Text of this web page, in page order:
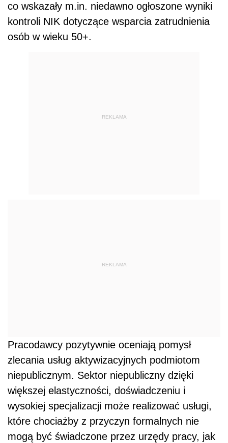
co wskazały m.in. niedawno ogłoszone wyniki
kontroli NIK dotyczące wsparcia zatrudnienia
osób w wieku 50+.
REKLAMA
REKLAMA
Pracodawcy pozytywnie oceniają pomysł
zlecania usług aktywizacyjnych podmiotom
niepublicznym. Sektor niepubliczny dzięki
większej elastyczności, doświadczeniu i
wysokiej specjalizacji może realizować usługi,
które chociażby z przyczyn formalnych nie
mogą być świadczone przez urzędy pracy, jak